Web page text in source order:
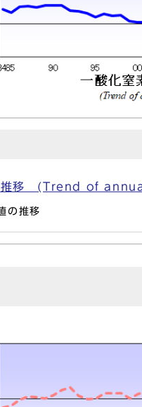
の推移 (Trend of
の推移